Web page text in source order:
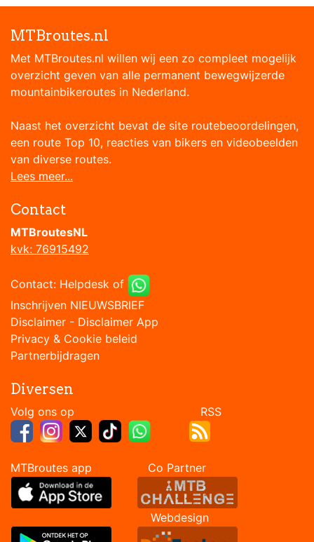
MTBroutes.nl
Met MTBroutes.nl willen wij een zo compleet mogelijk
overzicht geven van alle permanent bewegwijzerde
mountainbikeroutes in Nederland.
Naast het overzicht bevat de site routebeoordelingen,
een route Top 10, reacties van bikers en videobeelden
van diverse routes.
Lees meer...
Contact
MTBroutesNL
kvk: 76915492
Contact: Helpdesk of
Inschrijven NIEUWSBRIEF
Disclaimer - Disclaimer App
Privacy & Cookie beleid
Partnerbijdragen
Diversen
Volg ons op RSS
MTBroutes app Co Partner
Webdesign